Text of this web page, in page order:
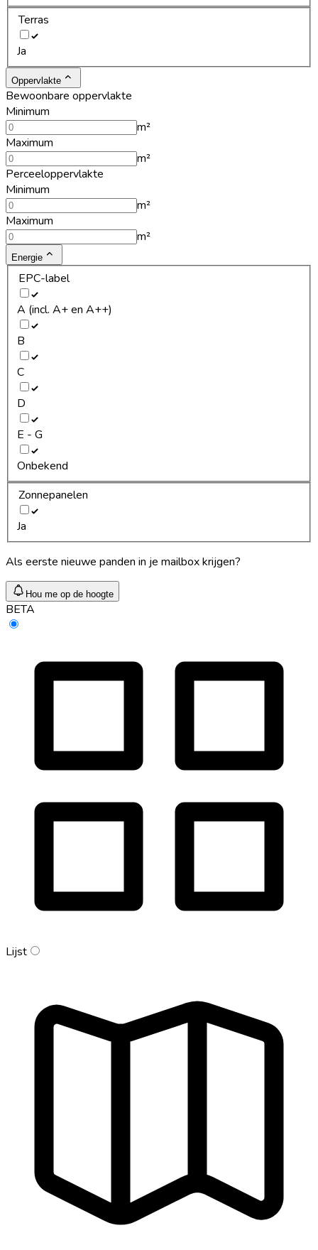
Terras
Ja
Oppervlakte
Bewoonbare oppervlakte
Minimum
m²
Maximum
m²
Perceeloppervlakte
Minimum
m²
Maximum
m²
Energie
EPC-label
A (incl. A+ en A++)
B
C
D
E - G
Onbekend
Zonnepanelen
Ja
Als eerste nieuwe panden in je mailbox krijgen?
Hou me op de hoogte
BETA
Lijst